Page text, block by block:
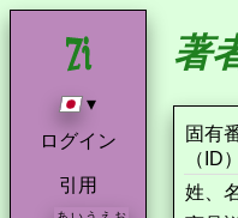
▾
ログイン
引用
著
固有
（ID
姓、